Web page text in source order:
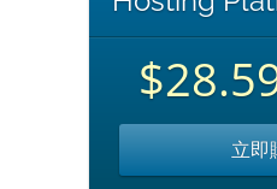
立即